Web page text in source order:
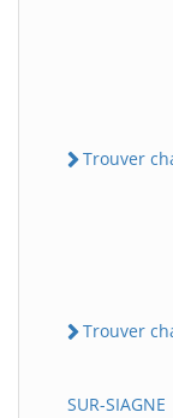
Trouver
Trouver
SUR-SIAGNE